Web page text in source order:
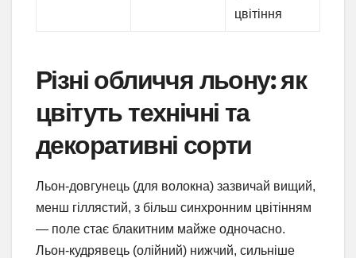
цвітіння
Різні обличчя льону: як
цвітуть технічні та
декоративні сорти
Льон-довгунець (для волокна) зазвичай вищий,
менш гіллястий, з більш синхронним цвітінням
— поле стає блакитним майже одночасно.
Льон-кудрявець (олійний) нижчий, сильніше